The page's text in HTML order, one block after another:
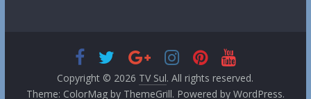
Copyright © 2026 TV Sul. All rights reserved.
Theme: ColorMagby ThemeGrill. Powered by WordPress.